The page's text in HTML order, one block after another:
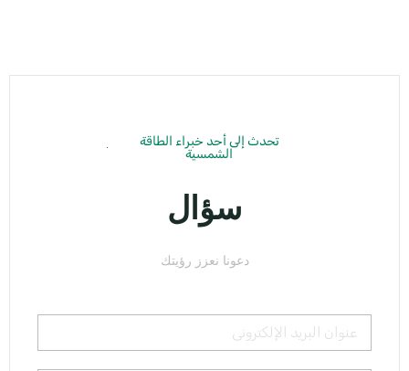
تحدث إلى أحد خبراء الطاقة
الشمسية
سؤال
دعونا نعزز رؤيتك